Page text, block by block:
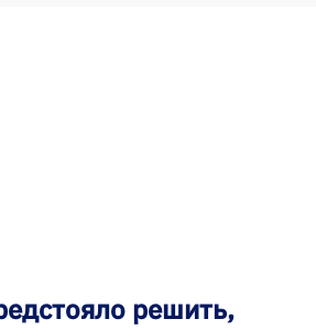
решить,